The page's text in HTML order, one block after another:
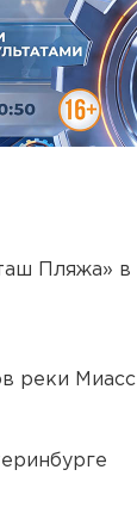
Пляжа» в
реки Миасс